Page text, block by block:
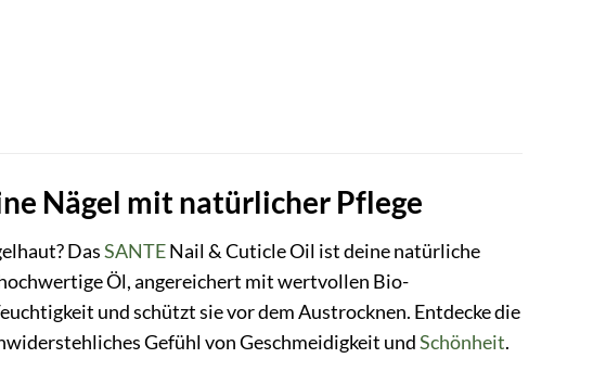
Nägel mit natürlicher Pflege
DasSANTENail & Cuticle Oil ist deine natürliche
Öl, angereichert mit wertvollen Bio-
und schützt sie vor dem Austrocknen. Entdecke die
Gefühl von Geschmeidigkeit undSchönheit.